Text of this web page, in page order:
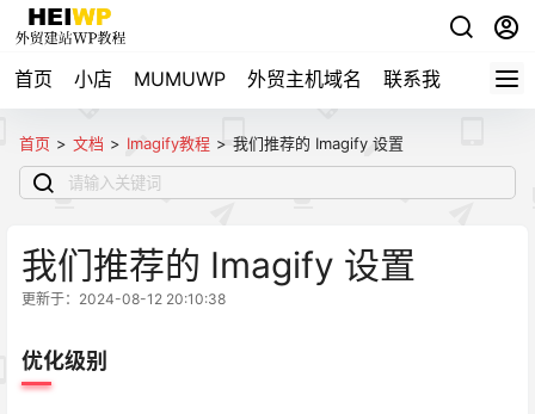
首页 小店 MUMUWP 外贸主机域名 联系我 自用导
首页 > 文档 > Imagify教程 > 我们推荐的 Imagify 设置
我们推荐的 Imagify 设置
更新于：2024-08-12 20:10:38
优化级别